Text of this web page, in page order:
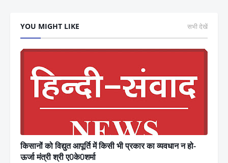
YOU MIGHT LIKE सभी देखें
किसानों को विद्युत आपूर्ति में किसी भी प्रकार का व्यवधान न हो-
ऊर्जा मंत्री श्री ए0के0शर्मा